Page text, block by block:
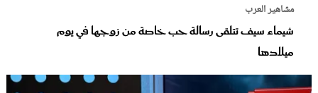
مشاهير العرب
شيماء سيف تتلقى رسالة حب خاصة من زوجها في يوم
ميلادها